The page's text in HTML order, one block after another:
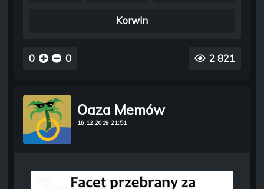
Korwin
0 0 2 821
Oaza Memów
16.12.2019 21:51